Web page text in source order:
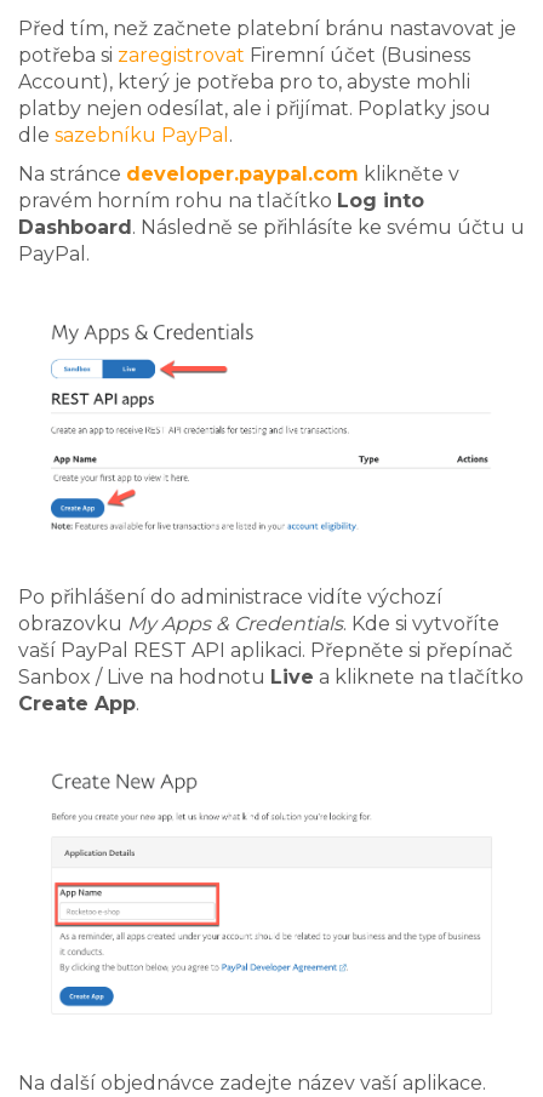
Před tím, než začnete platební bránu nastavovat je
potřeba si zaregistrovat Firemní účet (Business
Account), který je potřeba pro to, abyste mohli
platby nejen odesílat, ale i přijímat. Poplatky jsou
dle sazebníku PayPal .
Na stránce developer.paypal.com klikněte v
pravém horním rohu na tlačítko Log into
Dashboard . Následně se přihlásíte ke svému účtu u
PayPal.
Po přihlášení do administrace vidíte výchozí
obrazovku My Apps & Credentials. Kde si vytvoříte
vaší PayPal REST API aplikaci. Přepněte si přepínač
Sanbox / Live na hodnotu Live a kliknete na tlačítko
Create App.
Na další objednávce zadejte název vaší aplikace.